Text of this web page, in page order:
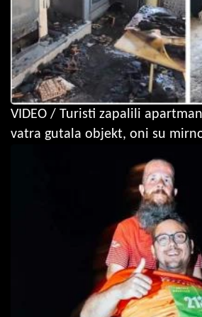
VIDEO / Turisti zapalili
vatra gutala objekt, oni su